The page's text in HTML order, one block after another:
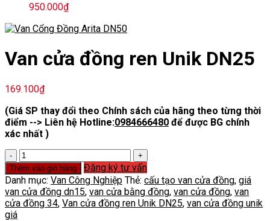
950.000₫
Van cửa đồng ren Unik DN25
169.100₫
(Giá SP thay đổi theo Chính sách của hãng theo từng thời
điểm --> Liên hệ Hotline:0984666480 để được BG chính
xác nhất )
Van
cửa
đồng
ren
Unik
DN25
Thêm vào giỏ hàng
Đăng ký tư vấn
Danh mục: Van Công Nghiệp Thẻ: cấu tạo van cửa đồng, giá
van cửa đồng dn15, van cửa bằng đồng, van cửa đồng, van
cửa đồng 34, Van cửa đồng ren Unik DN25, van cửa đồng unik
giá